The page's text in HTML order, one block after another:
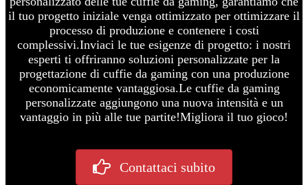
il tuo progetto iniziale venga ottimizzato per ottimizzare il
processo di produzione e contenere i costi
complessivi.Inviaci le tue esigenze di progetto: i nostri
esperti ti offriranno soluzioni personalizzate per la
progettazione di cuffie da gaming con una produzione
economicamente vantaggiosa.Le cuffie da gaming
personalizzate aggiungono una nuova intensità e un
vantaggio in più alle tue partite!Migliora il tuo gioco!
Contattaci subito